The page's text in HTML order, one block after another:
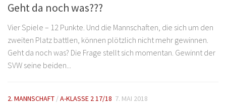
Geht da noch was???
Vier Spiele – 12 Punkte. Und die Mannschaften, die sich um den
zweiten Platz battlen, können plötzlich nicht mehr gewinnen.
Geht da noch was? Die Frage stellt sich momentan. Gewinnt der
SVW seine beiden...
2. MANNSCHAFT /A-KLASSE 2 17/18 7. MAI 2018